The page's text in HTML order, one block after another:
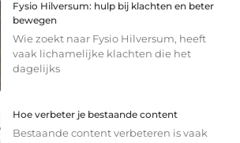
Fysio Hilversum: hulp bij klachten en beter
bewegen
Wie zoekt naar Fysio Hilversum, heeft
vaak lichamelijke klachten die het
dagelijks
Hoe verbeter je bestaande content
Bestaande content verbeteren is vaak